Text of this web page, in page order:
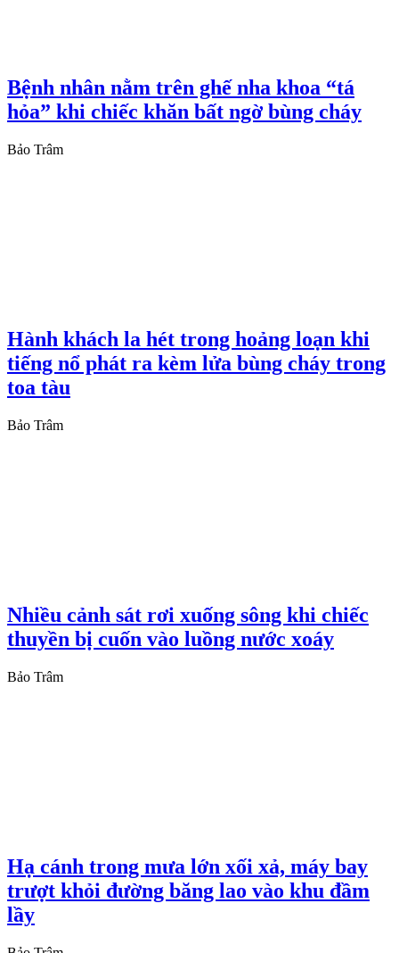
Bệnh nhân nằm trên ghế nha khoa “tá
hỏa” khi chiếc khăn bất ngờ bùng cháy
Bảo Trâm
Hành khách la hét trong hoảng loạn khi
tiếng nổ phát ra kèm lửa bùng cháy trong
toa tàu
Bảo Trâm
Nhiều cảnh sát rơi xuống sông khi chiếc
thuyền bị cuốn vào luồng nước xoáy
Bảo Trâm
Hạ cánh trong mưa lớn xối xả, máy bay
trượt khỏi đường băng lao vào khu đầm
lầy